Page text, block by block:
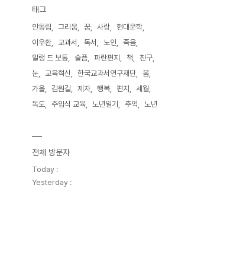
태그
안동립 그리움 꿈 사랑
현대문학
이우환
교과서 독서 노인
죽음
알랭 드 보통
슬픔 파란편지 책
친구
눈
교육혁신 한국교과서연구재단
봄
가을
김원길 제자 행복 편지
세월
독도
주입식 교육 노년일기 추억 노년
전체 방문자
Today :
Yesterday :